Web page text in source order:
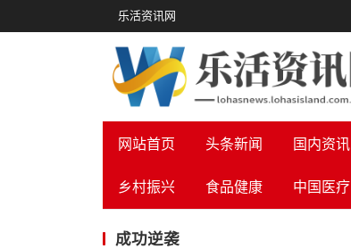
乐活资讯网
网站首页 头条新闻 国内资讯
乡村振兴 食品健康 中国医疗
成功逆袭